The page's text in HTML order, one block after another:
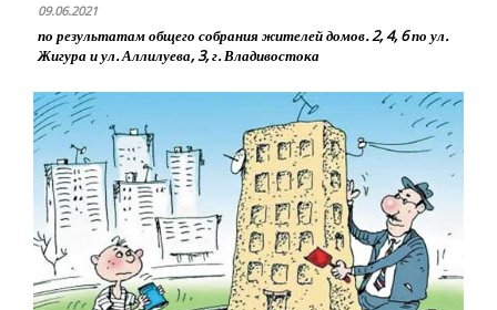
09.06.2021
по результатам общего собрания жителей домов. 2, 4, 6 по ул.
Жигура и ул. Аллилуева, 3, г. Владивостока